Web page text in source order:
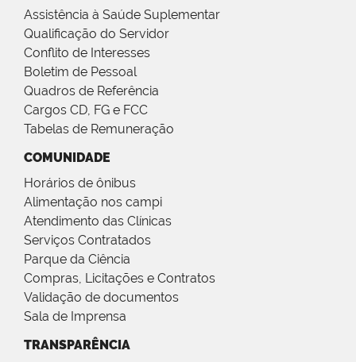
Assistência à Saúde Suplementar
Qualificação do Servidor
Conflito de Interesses
Boletim de Pessoal
Quadros de Referência
Cargos CD, FG e FCC
Tabelas de Remuneração
COMUNIDADE
Horários de ônibus
Alimentação nos campi
Atendimento das Clínicas
Serviços Contratados
Parque da Ciência
Compras, Licitações e Contratos
Validação de documentos
Sala de Imprensa
TRANSPARÊNCIA